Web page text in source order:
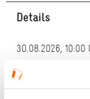
Details
30.08.2026,
Veranstaltungstyp: